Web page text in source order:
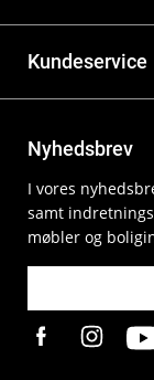
Kundeservice
Nyhedsbrev
I vores
samt
møbler og